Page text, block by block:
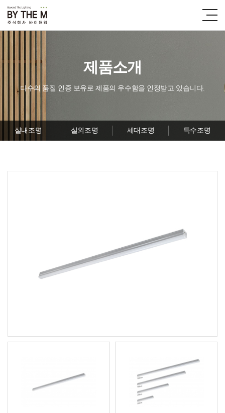
제품소개
다수의 품질 인증 보유로 제품의 우수함을 인정받고 있습니다.
실내조명 실외조명 세대조명 특수조명